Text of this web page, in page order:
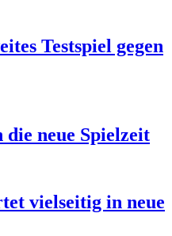
Testspiel gegen
die neue Spielzeit
vielseitig in neue